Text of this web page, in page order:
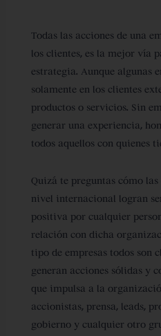
Todas las acciones de una
los clientes, es la mejor vía
estrategia. Aunque algunas
solamente en los clientes
productos o servicios. Sin
generar una experiencia,
todos aquellos con quienes
Quizá te preguntas cómo
nivel internacional logran
positiva por cualquier
relación con dicha
tipo de empresas todos son
generan acciones sólidas y
que impulsa a la
accionistas, prensa, leads,
gobierno y cualquier otro